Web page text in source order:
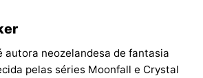
autora neozelandesa de fantasia
pelas séries Moonfall e Crystal